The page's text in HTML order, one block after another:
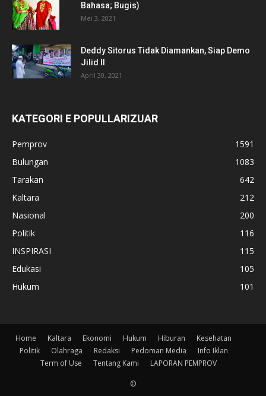
Bahasa; Bugis)
Mei 3, 2021
Deddy Sitorus Tidak Diamankan, Siap Demo
Jilid II
April 30, 2021
KATEGORI E POPULLARIZUAR
Pemprov
1591
Bulungan
1083
Tarakan
642
Kaltara
212
Nasional
200
Politik
116
INSPIRASI
115
Edukasi
105
Hukum
101
Home Kaltara Ekonomi Hukum Hiburan
Kesehatan
Politik
Olahraga Redaksi Pedoman Media
Info Iklan
Term of Use
Tentang Kami LAPORAN PEMPROV
©